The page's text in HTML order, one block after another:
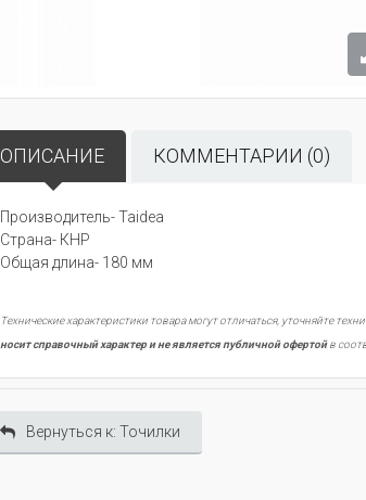
ОПИСАНИЕ КОММЕНТАРИИ (0)
Производитель- Taidea
Страна- КНР
Oбщая длина- 180 мм
Технические характеристики товара могут отличаться, уточняйте
носит справочный характер и не является публичной офертойв
Вернуться к: Точилки